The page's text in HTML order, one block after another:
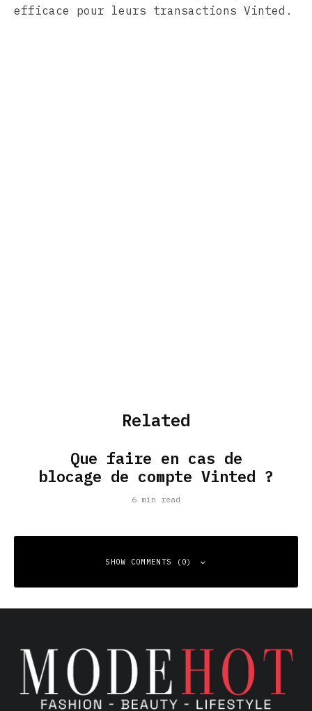
efficace pour leurs transactions Vinted.
Related
Que faire en cas de
blocage de compte Vinted ?
6 min read
SHOW COMMENTS (0)
Your email address will not be published.
Required fields
are marked *
Comment*